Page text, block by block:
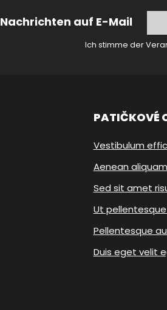
Nachrichten auf E-Mail
Ich stimme der
PATIČKOVÉ
Vestibulum
Aenean
Sed sit amet
Ut
Pellentesque
Duis eget velit